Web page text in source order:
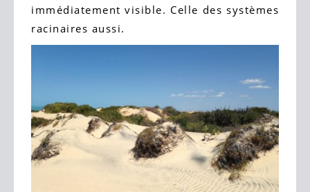
immédiatement visible. Celle des systèmes
racinaires aussi.